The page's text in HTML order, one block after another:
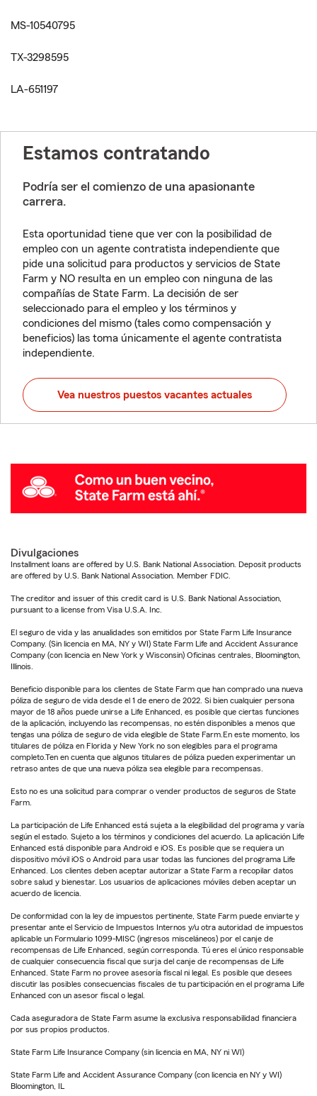
MS-10540795
TX-3298595
LA-651197
Estamos contratando
Podría ser el comienzo de una apasionante
carrera.
Esta oportunidad tiene que ver con la posibilidad de
empleo con un agente contratista independiente que
pide una solicitud para productos y servicios de State
Farm y NO resulta en un empleo con ninguna de las
compañías de State Farm. La decisión de ser
seleccionado para el empleo y los términos y
condiciones del mismo (tales como compensación y
beneficios) las toma únicamente el agente contratista
independiente.
Vea nuestros puestos vacantes actuales
Divulgaciones
Installment loans are offered by U.S. Bank National Association. Deposit products
are offered by U.S. Bank National Association. Member FDIC.
The creditor and issuer of this credit card is U.S. Bank National Association,
pursuant to a license from Visa U.S.A. Inc.
El seguro de vida y las anualidades son emitidos por State Farm Life Insurance
Company. (Sin licencia en MA, NY y WI) State Farm Life and Accident Assurance
Company (con licencia en New York y Wisconsin) Oficinas centrales, Bloomington,
Illinois.
Beneficio disponible para los clientes de State Farm que han comprado una nueva
póliza de seguro de vida desde el 1 de enero de 2022. Si bien cualquier persona
mayor de 18 años puede unirse a Life Enhanced, es posible que ciertas funciones
de la aplicación, incluyendo las recompensas, no estén disponibles a menos que
tengas una póliza de seguro de vida elegible de State Farm.En este momento, los
titulares de póliza en Florida y New York no son elegibles para el programa
completo.Ten en cuenta que algunos titulares de póliza pueden experimentar un
retraso antes de que una nueva póliza sea elegible para recompensas.
Esto no es una solicitud para comprar o vender productos de seguros de State
Farm.
La participación de Life Enhanced está sujeta a la elegibilidad del programa y varía
según el estado. Sujeto a los términos y condiciones del acuerdo. La aplicación Life
Enhanced está disponible para Android e iOS. Es posible que se requiera un
dispositivo móvil iOS o Android para usar todas las funciones del programa Life
Enhanced. Los clientes deben aceptar autorizar a State Farm a recopilar datos
sobre salud y bienestar. Los usuarios de aplicaciones móviles deben aceptar un
acuerdo de licencia.
De conformidad con la ley de impuestos pertinente, State Farm puede enviarte y
presentar ante el Servicio de Impuestos Internos y/u otra autoridad de impuestos
aplicable un Formulario 1099-MISC (ingresos misceláneos) por el canje de
recompensas de Life Enhanced, según corresponda. Tú eres el único responsable
de cualquier consecuencia fiscal que surja del canje de recompensas de Life
Enhanced. State Farm no provee asesoría fiscal ni legal. Es posible que desees
discutir las posibles consecuencias fiscales de tu participación en el programa Life
Enhanced con un asesor fiscal o legal.
Cada aseguradora de State Farm asume la exclusiva responsabilidad financiera
por sus propios productos.
State Farm Life Insurance Company (sin licencia en MA, NY ni WI)
State Farm Life and Accident Assurance Company (con licencia en NY y WI)
Bloomington, IL